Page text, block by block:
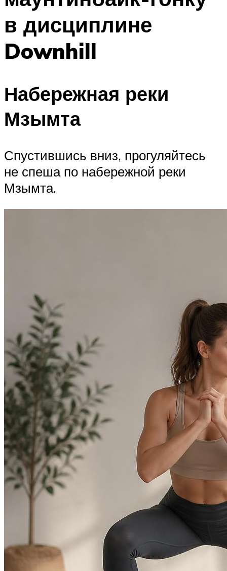
в дисциплине
Downhill
Набережная реки
Мзымта
Спустившись вниз, прогуляйтесь
не спеша по набережной реки
Мзымта.